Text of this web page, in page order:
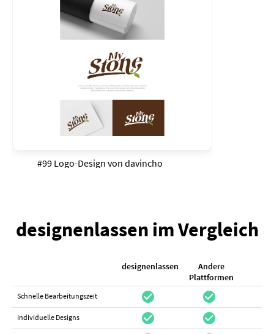
#99 Logo-Design von davincho
designenlassen im Vergleich
designenlassen
Andere
Plattformen
Schnelle Bearbeitungszeit check_circle check_circle
Individuelle Designs check_circle check_circle